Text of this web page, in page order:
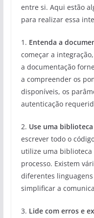
entre si. Aqui estão
para realizar essa
1. Entenda a
começar a
a documentação
a compreender os
disponíveis, os
autenticação
2. Use uma
escrever todo o
utilize uma
processo. Existem
diferentes
simplificar a
3. Lide com erros e